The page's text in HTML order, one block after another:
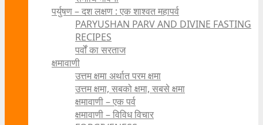
पर्युषण – दश लक्षण : एक शाश्वत महापर्व
PARYUSHAN PARV AND DIVINE FASTING
RECIPES
पर्वों का सरताज
क्षमावाणी
उत्तम क्षमा अर्थात परम क्षमा
उत्तम क्षमा, सबको क्षमा, सबसे क्षमा
क्षमावाणी – एक पर्व
क्षमावाणी – विविध विचार